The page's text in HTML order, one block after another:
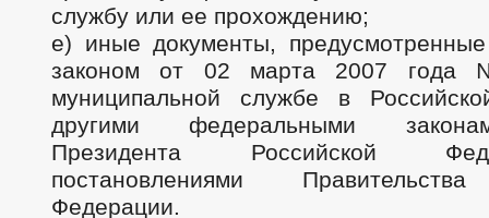
службу или ее прохождению;
е) иные документы,
законом от 02 марта 2007
муниципальной службе в
другими федеральными
Президента Российской
постановлениями
Федерации.